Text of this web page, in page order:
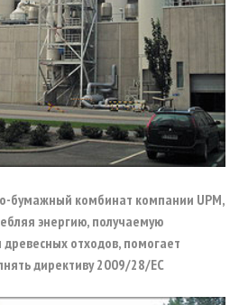
бумажный комбинат компании UPM,
энергию, получаемую
древесных отходов, помогает
директиву 2009/28/EC